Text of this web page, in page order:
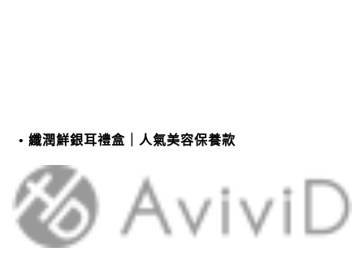
纖潤鮮銀耳禮盒｜人氣美容保養款